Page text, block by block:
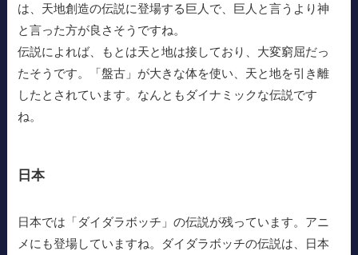
は、天地創造の伝説に登場する巨人で、巨人と言うより神
と言った方が良さそうですね。
伝説によれば、もとは天と地は接しており、大変窮屈だっ
たそうです。「盤古」が大きな体を使い、天と地を引き離
したとされています。なんともダイナミックな伝説です
ね。
日本
日本では「ダイダラボッチ」の伝説が残っています。アニ
メにも登場していますね。ダイダラボッチの伝説は、日本